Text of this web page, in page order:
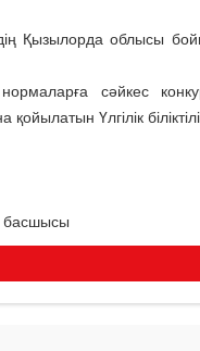
Қызылорда облысы
сәйкес
қойылатын Үлгілік
басшысы